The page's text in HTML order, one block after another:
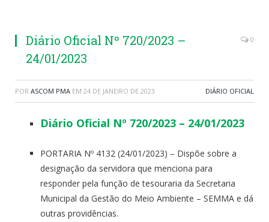
Diário Oficial Nº 720/2023 –
24/01/2023
0
POR ASCOM PMA EM 24 DE JANEIRO DE 2023 DIÁRIO OFICIAL
Diário Oficial Nº 720/2023 – 24/01/2023
PORTARIA Nº 4132 (24/01/2023) – Dispõe sobre a
designação da servidora que menciona para
responder pela função de tesouraria da Secretaria
Municipal da Gestão do Meio Ambiente – SEMMA e dá
outras providências.